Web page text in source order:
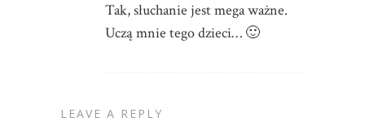
Tak, słuchanie jest mega ważne.
Uczą mnie tego dzieci… 🙂
LEAVE A REPLY